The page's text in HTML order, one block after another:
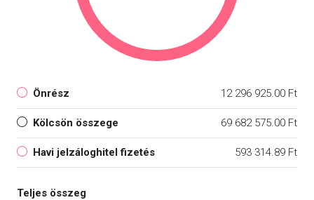
Önrész 12 296 925.00 Ft
Kölcsön összege 69 682 575.00 Ft
Havi jelzáloghitel fizetés 593 314.89 Ft
Teljes összeg